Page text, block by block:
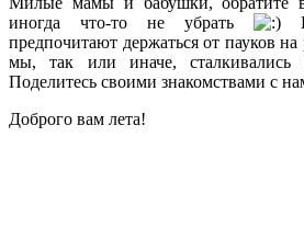
иногда что-то не убрать
предпочитают держаться от пауков на
мы, так или иначе, сталкивались
Поделитесь своими знакомствами с
Доброго вам лета!